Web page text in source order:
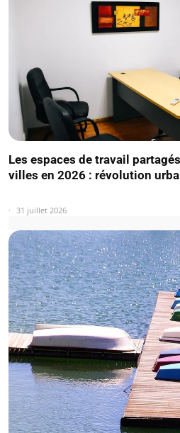
Les espaces de travail
villes en 2026 : révolution
31 juillet 2026